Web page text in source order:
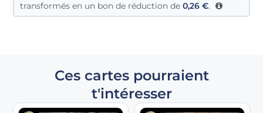
transformés en un bon de réduction de0,26€.
Ces cartes pourraient
t'intéresser